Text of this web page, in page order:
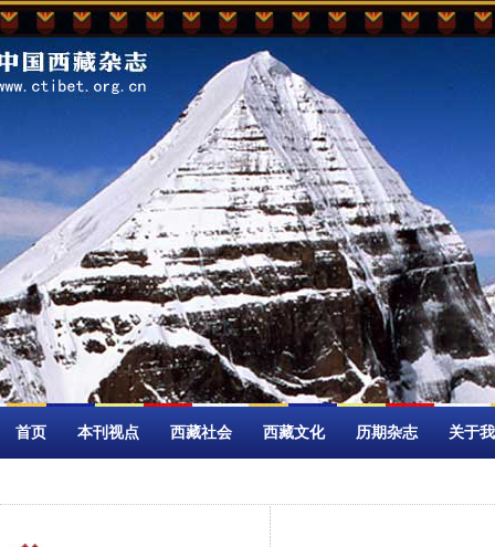
首页 本刊视点 西藏社会 西藏文化 历期杂志 关于